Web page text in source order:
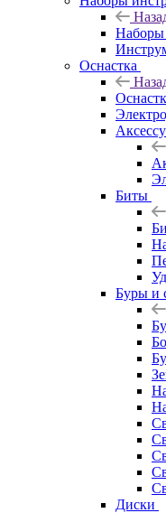
Наборы
Оснастка
Биты
Буры и
Диски